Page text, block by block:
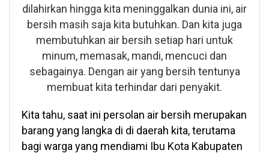
dilahirkan hingga kita meninggalkan dunia ini, air
bersih masih saja kita butuhkan. Dan kita juga
membutuhkan air bersih setiap hari untuk
minum, memasak, mandi, mencuci dan
sebagainya. Dengan air yang bersih tentunya
membuat kita terhindar dari penyakit.
Kita tahu, saat ini persolan air bersih merupakan
barang yang langka di di daerah kita, terutama
bagi warga yang mendiami Ibu Kota Kabupaten